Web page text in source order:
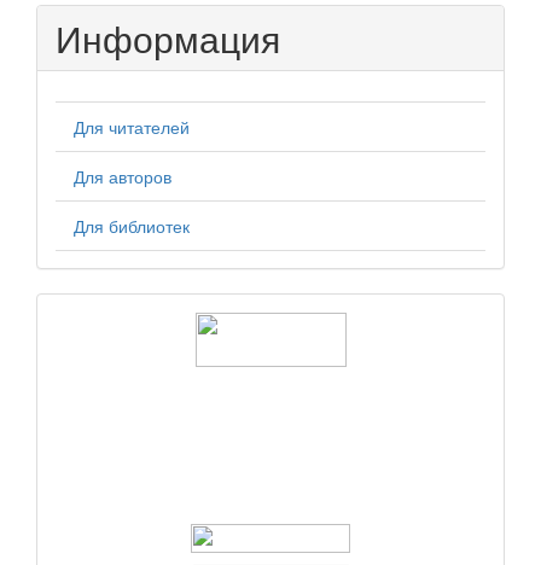
Информация
Для читателей
Для авторов
Для библиотек